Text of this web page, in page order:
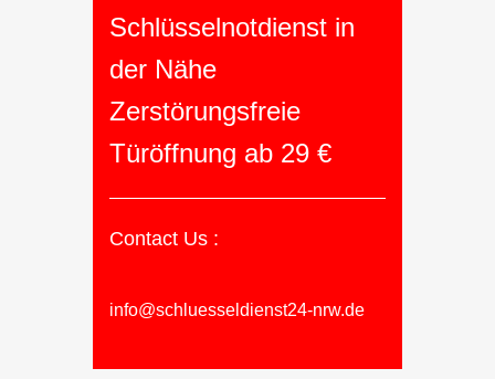
Schlüsselnotdienst in
der Nähe
Zerstörungsfreie
Türöffnung ab 29 €
Contact Us :
info@schluesseldienst24-nrw.de